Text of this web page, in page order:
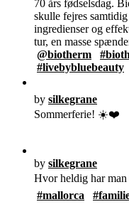
70 års fødselsdag.
skulle fejres
ingredienser og
tur, en masse
@biotherm
#livebybluebeauty
by silkegrane
Sommerferie! ☀️❤️
by silkegrane
Hvor heldig har
#mallorca